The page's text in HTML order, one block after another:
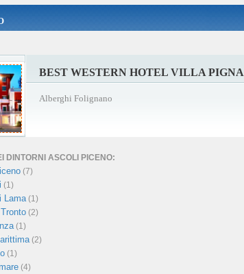
BEST WESTERN HOTEL VILLA PIGNA
Alberghi Folignano
DINTORNI ASCOLI PICENO:
(7)
(1)
Lama(1)
(2)
(1)
(2)
(1)
(4)